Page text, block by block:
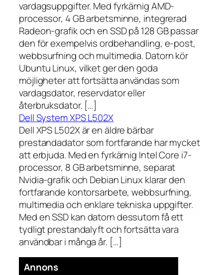
vardagsuppgifter. Med fyrkärnig AMD-
processor, 4 GB arbetsminne, integrerad
Radeon-grafik och en SSD på 128 GB passar
den för exempelvis ordbehandling, e-post,
webbsurfning och multimedia. Datorn kör
Ubuntu Linux, vilket ger den goda
möjligheter att fortsätta användas som
vardagsdator, reservdator eller
återbruksdator. […]
Dell System XPS L502X
Dell XPS L502X är en äldre bärbar
prestandadator som fortfarande har mycket
att erbjuda. Med en fyrkärnig Intel Core i7-
processor, 8 GB arbetsminne, separat
Nvidia-grafik och Debian Linux klarar den
fortfarande kontorsarbete, webbsurfning,
multimedia och enklare tekniska uppgifter.
Med en SSD kan datorn dessutom få ett
tydligt prestandalyft och fortsätta vara
användbar i många år. […]
Annons